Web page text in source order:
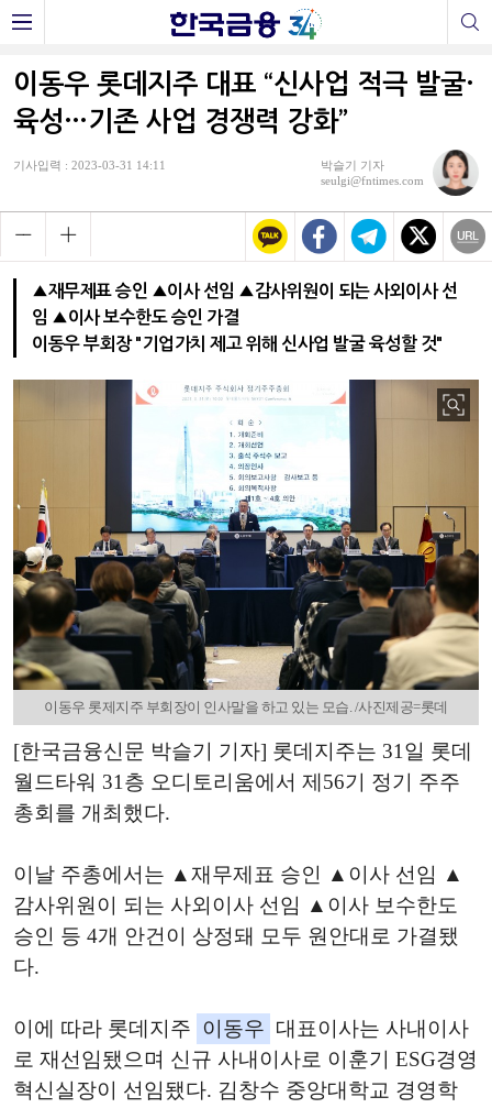
이동우 롯데지주 대표 “신사업 적극 발굴·
육성…기존 사업 경쟁력 강화”
기사입력 : 2023-03-31 14:11
박슬기 기자
seulgi@fntimes.com
▲재무제표 승인 ▲이사 선임 ▲감사위원이 되는 사외이사 선
임 ▲이사 보수한도 승인 가결
이동우 부회장 "기업가치 제고 위해 신사업 발굴 육성할 것"
이동우 롯제지주 부회장이 인사말을 하고 있는 모습. /사진제공=롯데
[한국금융신문 박슬기 기자] 롯데지주는 31일 롯데
월드타워 31층 오디토리움에서 제56기 정기 주주
총회를 개최했다.
이날 주총에서는 ▲재무제표 승인 ▲이사 선임 ▲
감사위원이 되는 사외이사 선임 ▲이사 보수한도
승인 등 4개 안건이 상정돼 모두 원안대로 가결됐
다.
이에 따라 롯데지주 이동우 대표이사는 사내이사
로 재선임됐으며 신규 사내이사로 이훈기 ESG경영
혁신실장이 선임됐다. 김창수 중앙대학교 경영학